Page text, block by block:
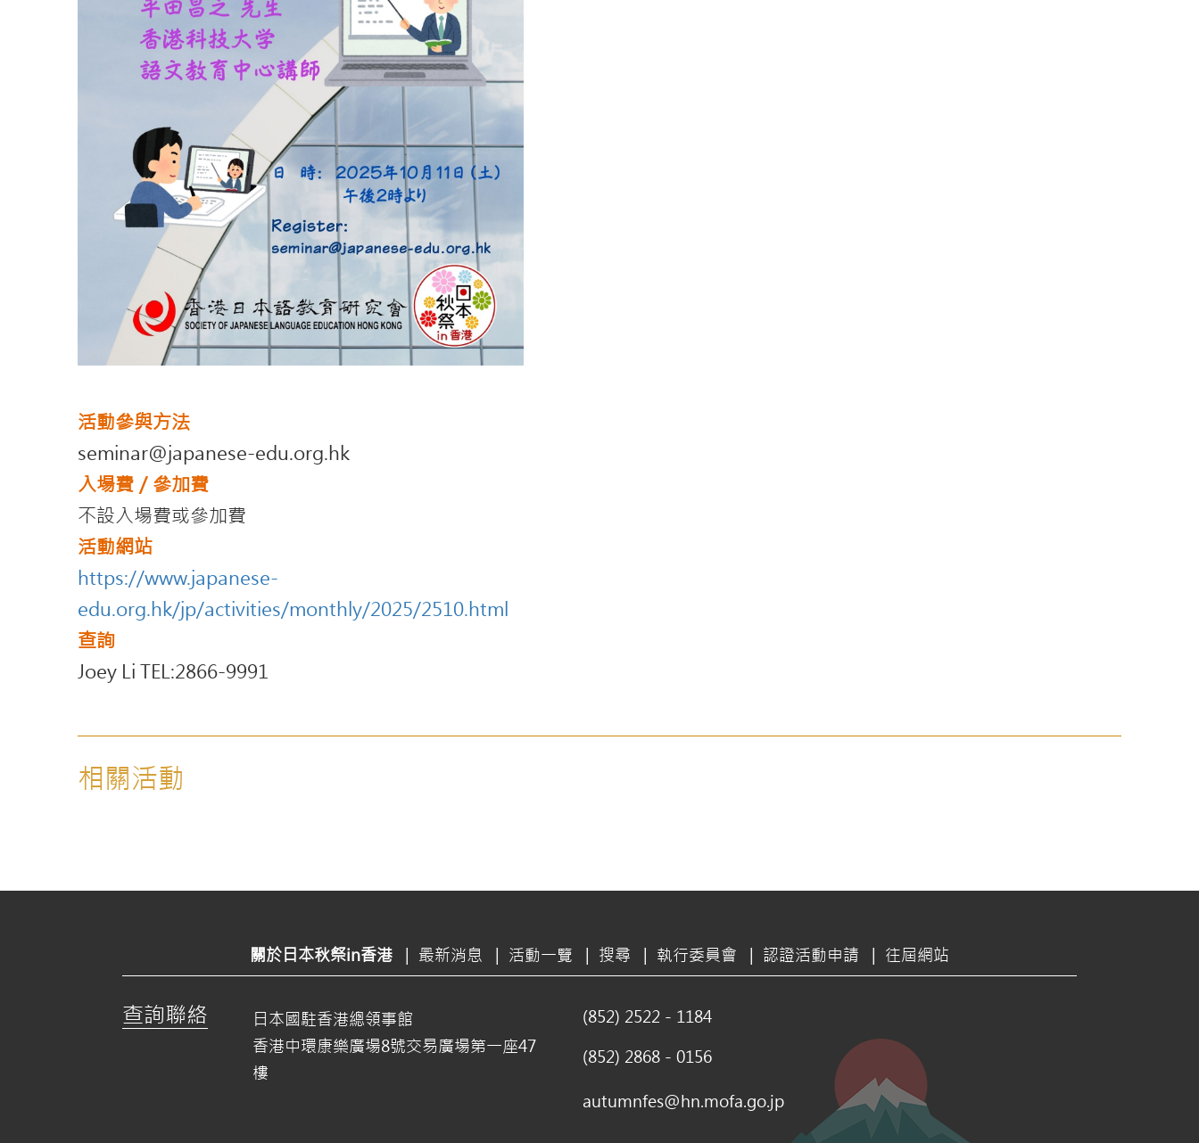
活動參與方法
seminar@japanese-edu.org.hk
入場費／參加費
不設入場費或參加費
活動網站
https://www.japanese-
edu.org.hk/jp/activities/monthly/2025/2510.html
查詢
Joey Li TEL:2866-9991
相關活動
關於日本秋祭in香港 | 最新消息 | 活動一覽 | 搜尋 | 執行委員會 | 認證活動申請 | 往屆網站
查詢聯絡
日本國駐香港總領事館
香港中環康樂廣場8號交易廣場第一座47
樓
(852) 2522 - 1184
(852) 2868 - 0156
autumnfes@hn.mofa.go.jp